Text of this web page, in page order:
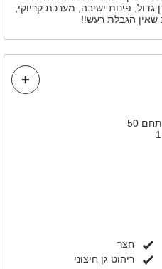
פינות ישיבה, מערכת קריוקי,
שאין הגבלת רעש!!
50
חצר
ריהוט גן חיצוני